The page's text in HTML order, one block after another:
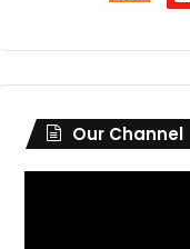
Our Channel